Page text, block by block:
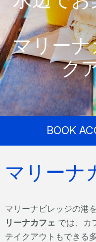
マリー
ク
BOOK
マリーナ
マリーナビレッジの港
リーナカフェ では、カ
テイクアウトもできる